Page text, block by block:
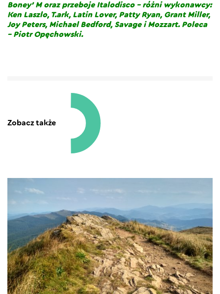
Boney’ M oraz przeboje Italodisco – różni wykonawcy:
Ken Laszlo, T.ark, Latin Lover, Patty Ryan, Grant Miller,
Joy Peters, Michael Bedford, Savage i Mozzart. Poleca
– Piotr Opęchowski.
Zobacz także